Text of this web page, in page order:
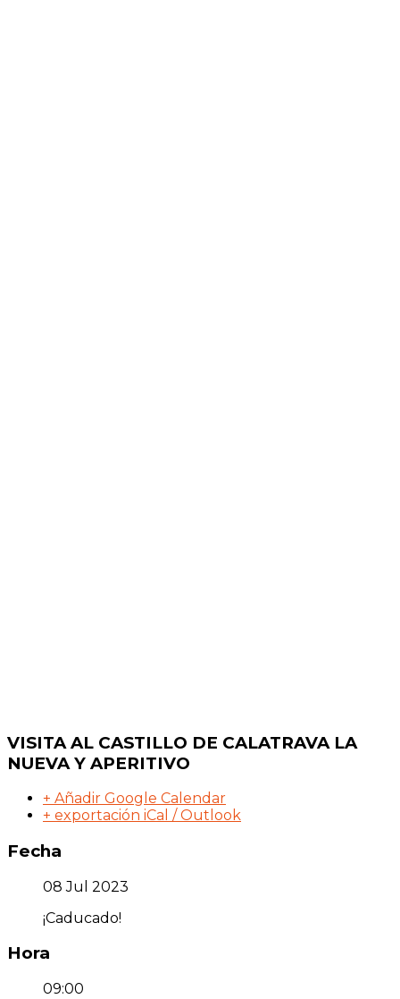
VISITA AL CASTILLO DE CALATRAVA LA
NUEVA Y APERITIVO
+ Añadir Google Calendar
+ exportación iCal / Outlook
Fecha
08 Jul 2023
¡Caducado!
Hora
09:00